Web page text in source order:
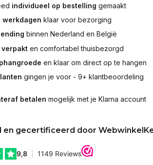
individueel op bestelling gemaakt
werkdagen klaar voor bezorging
binnen Nederland en België
en comfortabel thuisbezorgd
en klaar om direct op te hangen
gingen je voor - 9+ klantbeoordeling
betalen mogelijk met je Klarna account
en gecertificeerd door